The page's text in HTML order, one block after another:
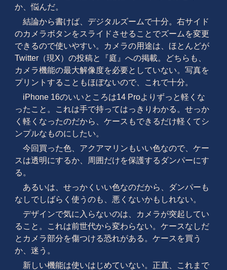
か、悩んだ。
結論から書けば、デジタルズームで十分。右サイド
のカメラボタンをスライドさせることでズームを変更
できるので使いやすい。カメラの用途は、ほとんどが
Twitter（現X）の投稿と『庭』への掲載。どちらも、
カメラ機能の最大解像度を必要としていない。写真を
プリントすることもほぼないので、これで十分。
iPhone 16のいいところは14 Proよりずっと軽くな
ったこと。これは手で持ってはっきりわかる。せっか
く軽くなったのだから、ケースもできるだけ軽くてシ
ンプルなものにしたい。
今回買った色、アクアマリンもいい色なので、ケー
スは透明にするか、周囲だけを保護するダンパーにす
る。
あるいは、せっかくいい色なのだから、ダンパーも
なしでしばらく使うのも、悪くないかもしれない。
デザインで気に入らないのは、カメラが突起してい
ること。これは前世代から変わらない。ケースなしだ
とカメラ部分を傷つける恐れがある。ケースを買う
か、迷う。
新しい機能は使いはじめていない。正直、これまで